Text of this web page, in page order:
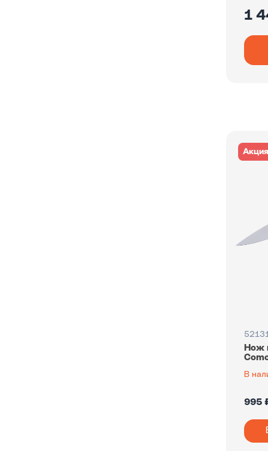
1
Акция
Нож
В
995